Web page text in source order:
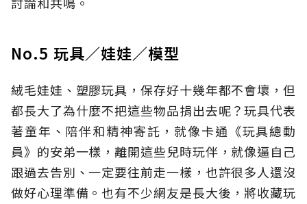
No.5 玩具／娃娃／模型
絨毛娃娃、塑膠玩具，保存好十幾年都不會壞，但
都長大了為什麼不把這些物品捐出去呢？玩具代表
著童年、陪伴和精神寄託，就像卡通《玩具總動
員》的安弟一樣，離開這些兒時玩伴，就像逼自己
跟過去告別、一定要往前走一樣，也許很多人還沒
做好心理準備。也有不少網友是長大後，將收藏玩